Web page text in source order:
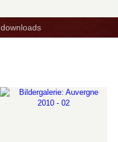
downloads